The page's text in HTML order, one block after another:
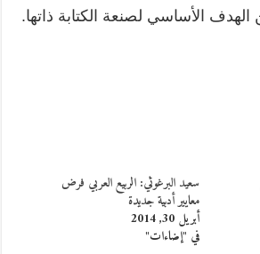
الهدف الأساسي لصنعة الكتابة ذاتها.
سعيد البرغوثي: الربيع العربي فرض
معايير أدبية جديدة
أبريل 30, 2014
في "إضاءات"